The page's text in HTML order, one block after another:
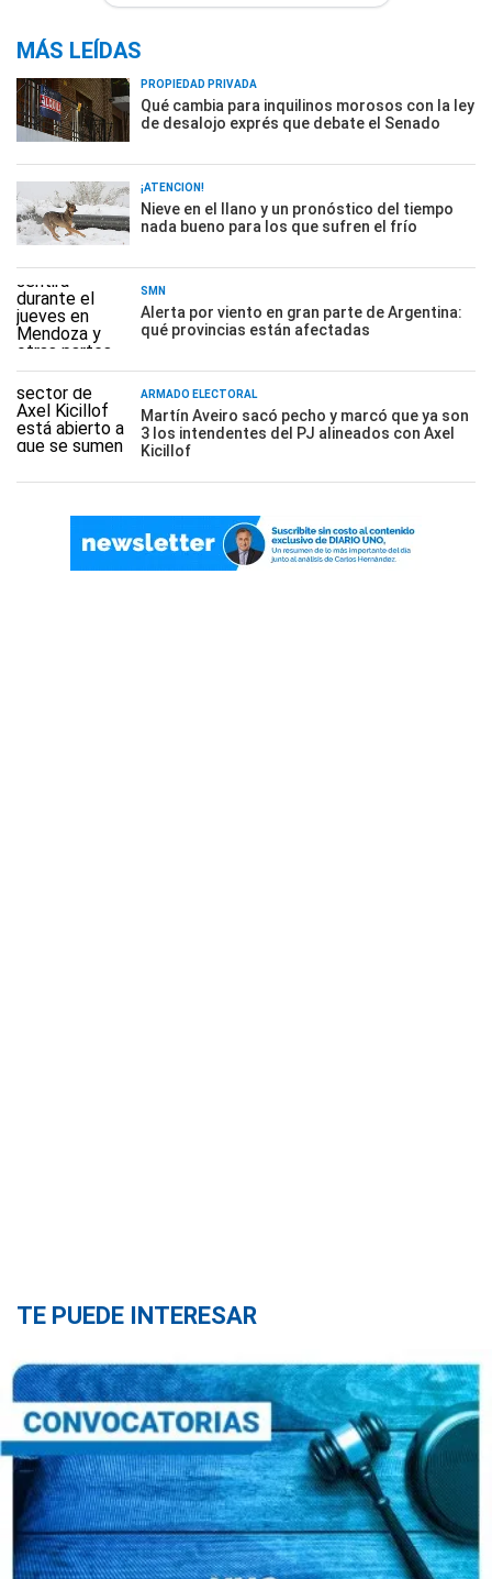
MÁS LEÍDAS
PROPIEDAD PRIVADA
Qué cambia para inquilinos morosos con la ley
de desalojo exprés que debate el Senado
¡ATENCIÓN!
Nieve en el llano y un pronóstico del tiempo
nada bueno para los que sufren el frío
SMN
Alerta por viento en gran parte de Argentina:
qué provincias están afectadas
ARMADO ELECTORAL
Martín Aveiro sacó pecho y marcó que ya son
3 los intendentes del PJ alineados con Axel
Kicillof
TE PUEDE INTERESAR